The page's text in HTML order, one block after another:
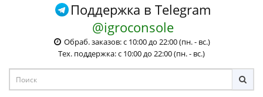
Поддержка в Telegram
@igroconsole
Обраб. заказов: с 10:00 до 22:00 (пн. - вс.)
Тех. поддержка: с 10:00 до 22:00 (пн. - вс.)